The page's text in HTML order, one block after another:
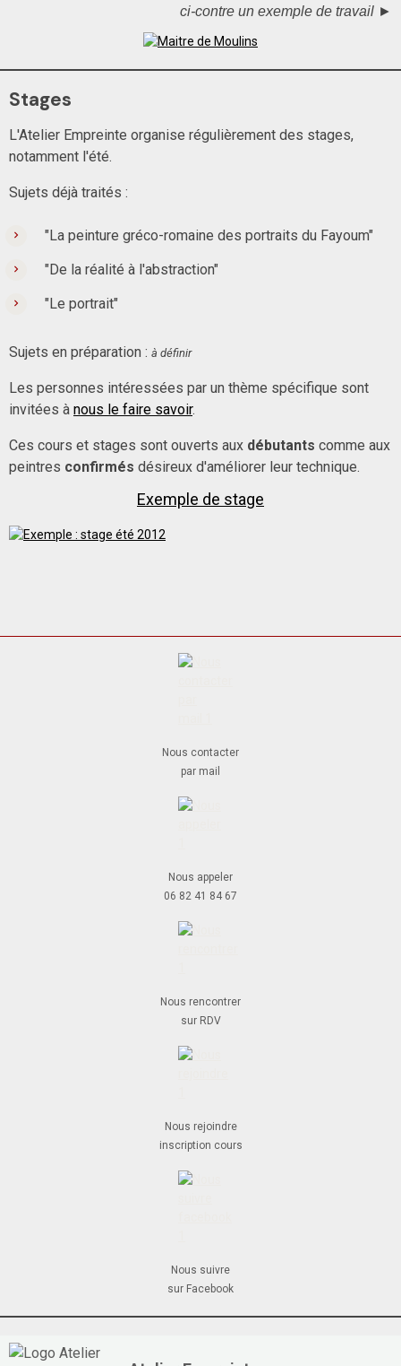
ci-contre un exemple de travail ►
Stages
L'Atelier Empreinte organise régulièrement des stages,
notamment l'été.
Sujets déjà traités :
"La peinture gréco-romaine des portraits du Fayoum"
"De la réalité à l'abstraction"
"Le portrait"
Sujets en préparation : à définir
Les personnes intéressées par un thème spécifique sont
invitées à nous le faire savoir.
Ces cours et stages sont ouverts aux débutants comme aux
peintres confirmés désireux d'améliorer leur technique.
Exemple de stage
Nous contacter
par mail
Nous appeler
06 82 41 84 67
Nous rencontrer
sur RDV
Nous rejoindre
inscription cours
Nous suivre
sur Facebook